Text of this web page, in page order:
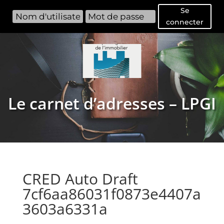
Se
connecter
Le carnet d’adresses – LPGI
CRED Auto Draft
7cf6aa86031f0873e4407a
3603a6331a